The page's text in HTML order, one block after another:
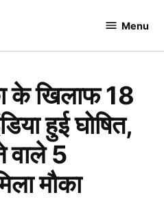
Menu
के खिलाफ 18
हुई घोषित,
वाले 5
मौका